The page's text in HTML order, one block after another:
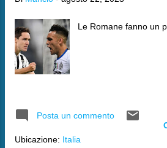
Le Romane fanno un
Posta un commento
Ubicazione: Italia